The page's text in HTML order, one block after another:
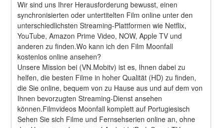
Wir sind uns Ihrer Herausforderung bewusst, einen
synchronisierten oder untertitelten Film online unter den
unterschiedlichsten Streaming-Plattformen wie Netflix,
YouTube, Amazon Prime Video, NOW, Apple TV und
anderen zu finden.Wo kann ich den Film Moonfall
kostenlos online ansehen?
Unsere Mission bei (VN.Mobitv) ist es, Ihnen dabei zu
helfen, die besten Filme in hoher Qualität (HD) zu finden,
die Sie online, bequem von zu Hause aus und auf dem von
Ihnen bevorzugten Streaming-Dienst ansehen
können.Filmvideos Moonfall komplett auf Portugiesisch
Sehen Sie sich Filme und Fernsehserien online an, ohne